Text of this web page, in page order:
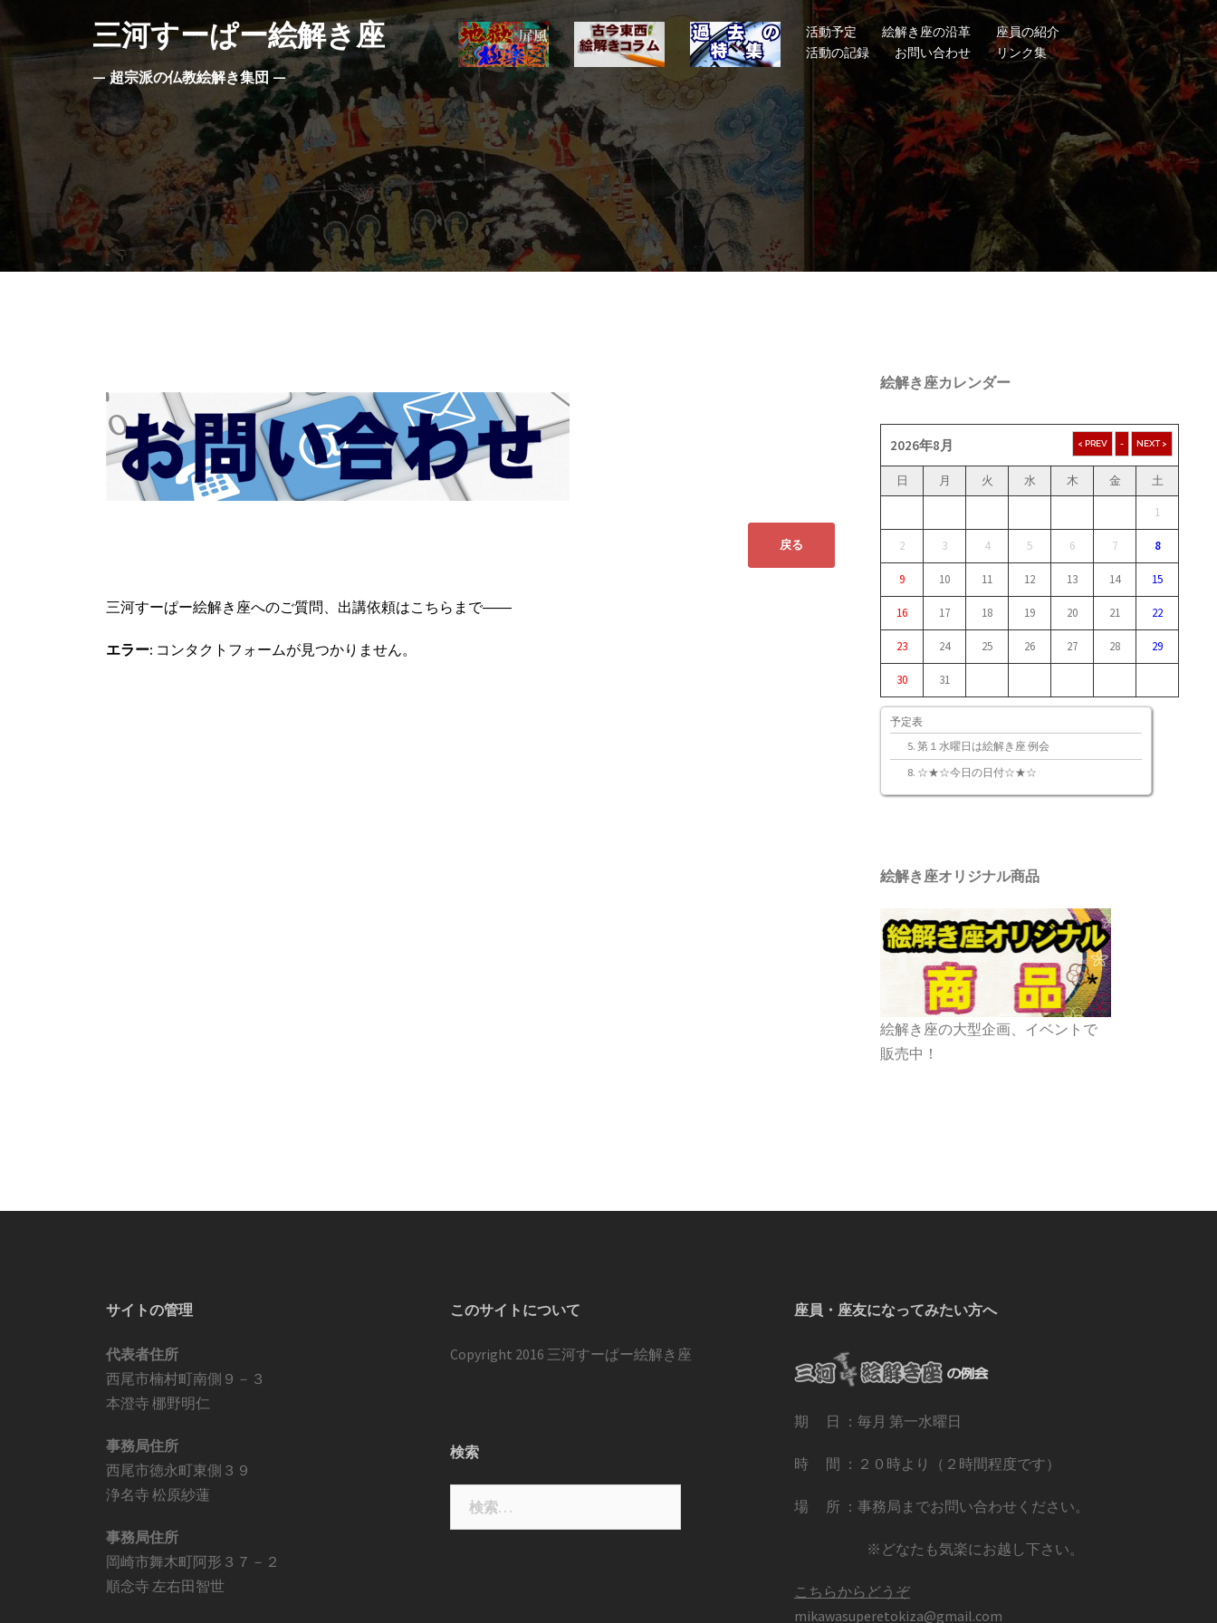
ン
テ
三河すーぱー絵解き座
— 超宗派の仏教絵解き集団 —
活動予定 絵解き座の沿革
座員の紹介
活動の記録
お問い合わせ リンク集
三河すーぱー絵解き座へのご質問、出講依頼はこちらまで――
エラー: コンタクトフォームが見つかりません。
絵解き座カレンダー
2026年8月
日 月 火 水 木 金 土
1
2 3 4 5 6 7 8
9 10 11 12 13 14 15
16 17 18 19 20 21 22
23 24 25 26 27 28 29
30 31
予定表
第１水曜日は絵解き座 例会
☆★☆今日の日付☆★☆
絵解き座オリジナル商品
絵解き座の大型企画、イベントで
販売中！
サイトの管理
代表者住所
西尾市楠村町南側９－３
本澄寺 梛野明仁
事務局住所
西尾市徳永町東側３９
浄名寺 松原紗蓮
事務局住所
岡崎市舞木町阿形３７－２
順念寺 左右田智世
このサイトについて
Copyright 2016 三河すーぱー絵解き座
検索
座員・座友になってみたい方へ
期 日 ：毎月 第一水曜日
時 間 ：２０時より（２時間程度です）
場 所 ：事務局までお問い合わせください。
※どなたも気楽にお越し下さい。
こちらからどうぞ
mikawasuperetokiza@gmail.com